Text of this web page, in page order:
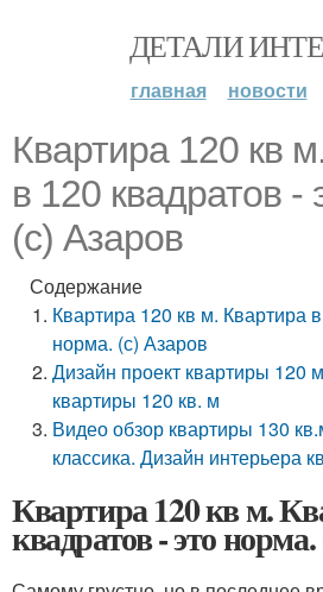
ДЕТАЛИ
главная новости
Квартира 120 кв
в 120 квадратов -
(с) Азаров
Содержание
Квартира 120 кв м. Квартира
норма. (с) Азаров
Дизайн проект квартиры 120
квартиры 120 кв. м
Видео обзор квартиры 130
классика. Дизайн интерьера
Квартира 120 кв м.
квадратов - это